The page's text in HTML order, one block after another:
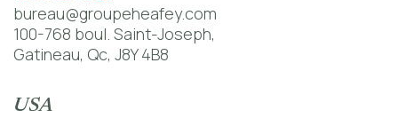
bureau@groupeheafey.com
100-768 boul. Saint-Joseph,
Gatineau, Qc, J8Y 4B8
USA